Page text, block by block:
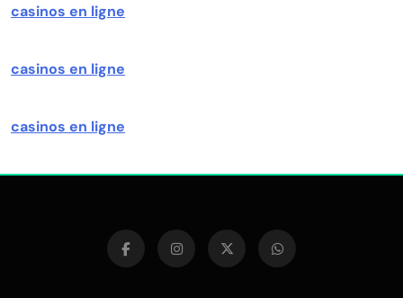
casinos en ligne
casinos en ligne
casinos en ligne